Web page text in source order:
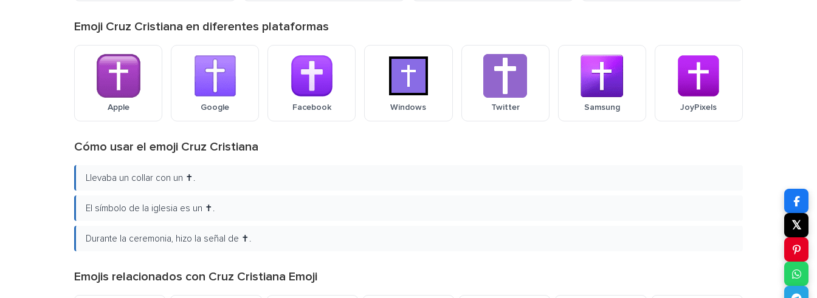
Emoji Cruz Cristiana en diferentes plataformas
Apple Google Facebook Windows Twitter Samsung JoyPixels
Cómo usar el emoji Cruz Cristiana
Llevaba un collar con un ✝️.
El símbolo de la iglesia es un ✝️.
Durante la ceremonia, hizo la señal de ✝️.
Emojis relacionados con Cruz Cristiana Emoji
𝕏